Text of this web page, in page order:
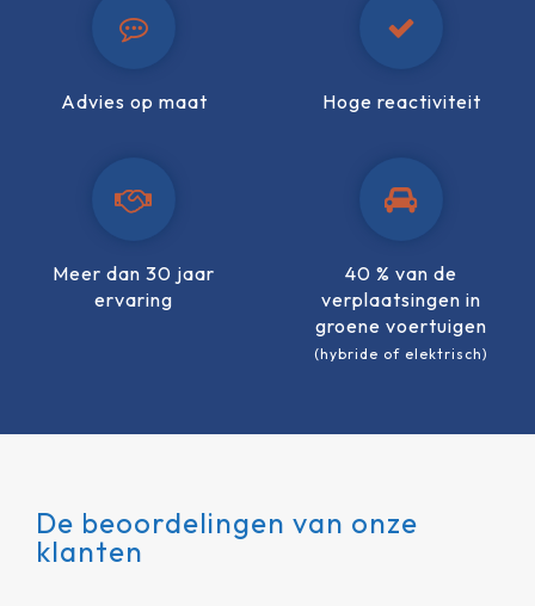
Advies op maat Hoge reactiviteit
Meer dan 30 jaar
ervaring
40 % van de
verplaatsingen in
groene voertuigen
(hybride of elektrisch)
De beoordelingen van onze
klanten